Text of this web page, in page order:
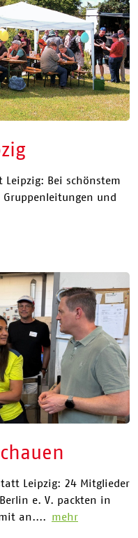
Leipzig: Bei schönstem
und
Leipzig: 24 Mitglieder
e. V. packten in
an.... mehr